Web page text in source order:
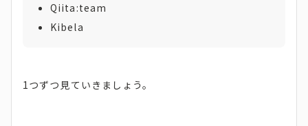
Qiita:team
Kibela
1つずつ見ていきましょう。